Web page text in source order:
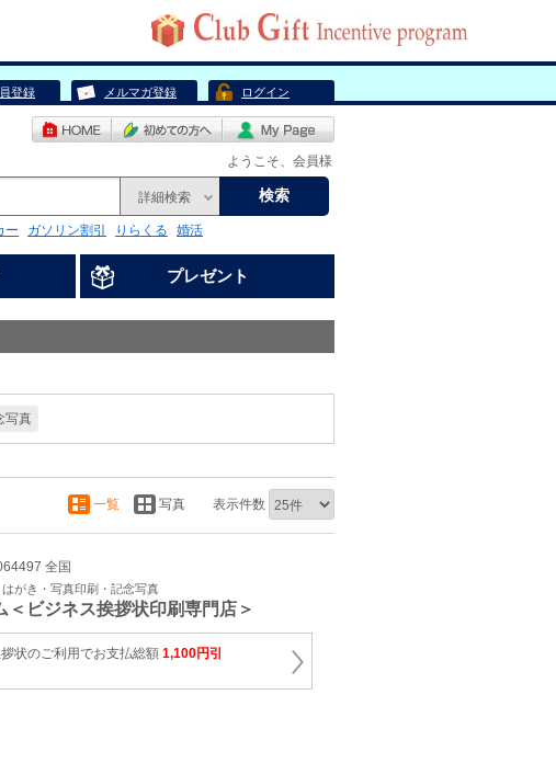
登録 メルマガ登録 ログイン
ようこそ、会員様
詳細検索 検索
ー ガソリン割引 りらくる 婚活
プレゼント
写真
一覧 写真 表示件数
全国
がき・写真印刷・記念写真
＜ビジネス挨拶状印刷専門店＞
状のご利用でお支払総額 1,100円引